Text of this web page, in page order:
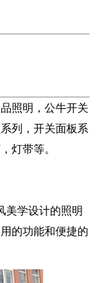
照明，公牛开关
列，开关面板系
灯带等。
学设计的照明
的功能和便捷的